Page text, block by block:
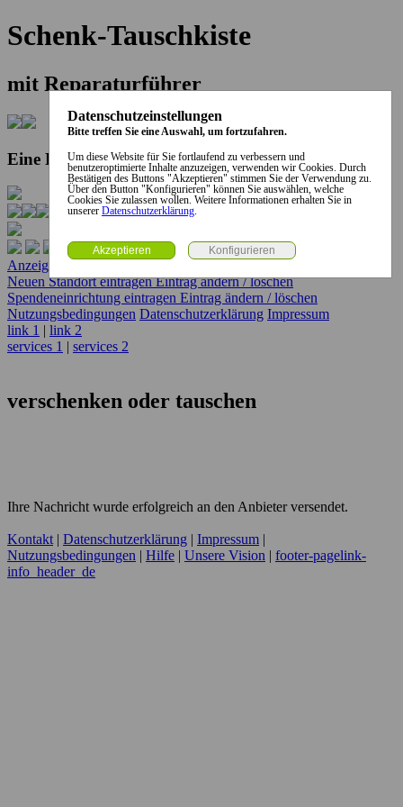
Schenk-Tauschkiste
mit Reparaturführer
Eine Kooperation der Stadt und des Landkreises...
Anzeige erstellen
Neuen Standort eintragenEintrag ändern / löschen
Spendeneinrichtung eintragen Eintrag ändern / löschen
Nutzungsbedingungen Datenschutzerklärung Impressum
link 1 | link 2
services 1 | services 2
verschenken oder tauschen
Ihre Nachricht wurde erfolgreich an den Anbieter versendet.
Kontakt| Datenschutzerklärung Impressum
Nutzungsbedingungen
Hilfe Unsere Vision
footer-pagelink-
info_header_de
Datenschutzeinstellungen
Bitte treffen Sie eine Auswahl, um fortzufahren.
Um diese Website für Sie fortlaufend zu verbessern und
benutzeroptimierte Inhalte anzuzeigen, verwenden wir Cookies. Durch
Bestätigen des Buttons "Akzeptieren" stimmen Sie der Verwendung zu.
Über den Button "Konfigurieren" können Sie auswählen, welche
Cookies Sie zulassen wollen. Weitere Informationen erhalten Sie in
unserer Datenschutzerklärung.